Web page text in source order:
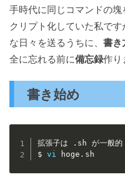
手時代に同じコマンドの
クリプト化していた私で
な日々を送るうちに、 書き
全に忘れる前に備忘録作り
書き始め
拡張子は .sh が一般的
$ vi hoge.sh